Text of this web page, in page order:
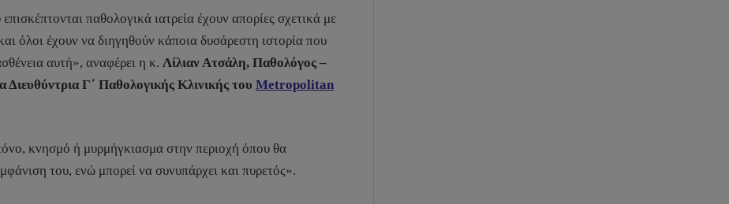
παθολογικά ιατρεία έχουν απορίες σχετικά με
όλοι έχουν να διηγηθούν κάποια δυσάρεστη ιστορία που
αυτή», αναφέρει η κ. Λίλιαν Ατσάλη, Παθολόγος –
Γ΄ Παθολογικής Κλινικής του Metropolitan
κνησμό ή μυρμήγκιασμα στην περιοχή όπου θα
του, ενώ μπορεί να συνυπάρχει και πυρετός».